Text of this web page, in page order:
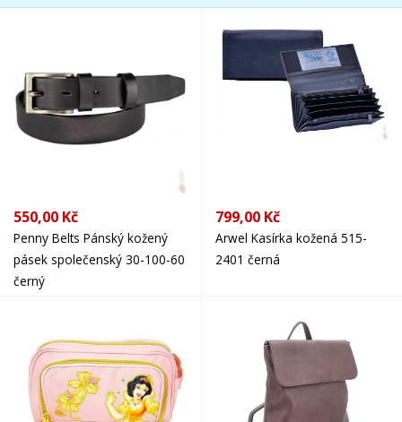
550,00 Kč
Penny Belts Pánský kožený
pásek společenský 30-100-60
černý
799,00 Kč
Arwel Kasírka kožená 515-
2401 černá